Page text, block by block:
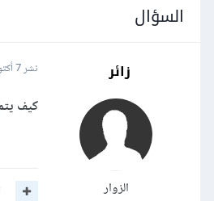
السؤال
زائر
الزوار
نشر7 أكتوبر 2023
كيف